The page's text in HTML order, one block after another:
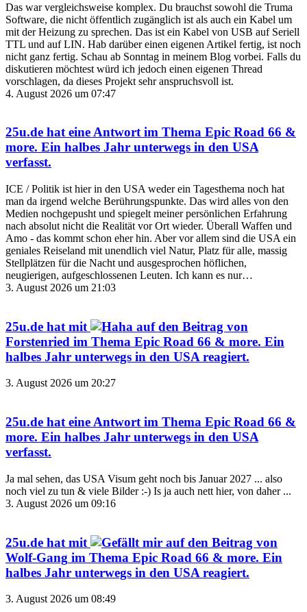
Das war vergleichsweise komplex. Du brauchst sowohl die Truma
Software, die nicht öffentlich zugänglich ist als auch ein Kabel um
mit der Heizung zu sprechen. Das ist ein Kabel von USB auf Seriell
TTL und auf LIN. Hab darüber einen eigenen Artikel fertig, ist noch
nicht ganz fertig. Schau ab Sonntag in meinem Blog vorbei. Falls du
diskutieren möchtest würd ich jedoch einen eigenen Thread
vorschlagen, da dieses Projekt sehr anspruchsvoll ist.
4. August 2026 um 07:47
25u.de hat eine Antwort im Thema Epic Road 66 &
more. Ein halbes Jahr unterwegs in den USA
verfasst.
ICE / Politik ist hier in den USA weder ein Tagesthema noch hat
man da irgend welche Berührungspunkte. Das wird alles von den
Medien nochgepusht und spiegelt meiner persönlichen Erfahrung
nach absolut nicht die Realität vor Ort wieder. Überall Waffen und
Amo - das kommt schon eher hin. Aber vor allem sind die USA ein
geniales Reiseland mit unendlich viel Natur, Platz für alle, massig
Stellplätzen für die Nacht und ausgesprochen höflichen,
neugierigen, aufgeschlossenen Leuten. Ich kann es nur…
3. August 2026 um 21:03
25u.de hat mit
auf den Beitrag von
Forstenried im Thema Epic Road 66 & more. Ein
halbes Jahr unterwegs in den USA reagiert.
3. August 2026 um 20:27
25u.de hat eine Antwort im Thema Epic Road 66 &
more. Ein halbes Jahr unterwegs in den USA
verfasst.
Ja mal sehen, das USA Visum geht noch bis Januar 2027 ... also
noch viel zu tun & viele Bilder :-) Is ja auch nett hier, von daher ...
3. August 2026 um 09:16
25u.de hat mit
auf den Beitrag von
Wolf-Gang im Thema Epic Road 66 & more. Ein
halbes Jahr unterwegs in den USA reagiert.
3. August 2026 um 08:49